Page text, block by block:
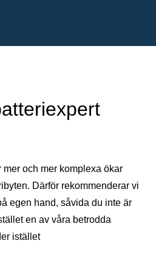
mer och mer komplexa ökar
Därför rekommenderar vi
egen hand, såvida du inte är
en av våra betrodda
istället